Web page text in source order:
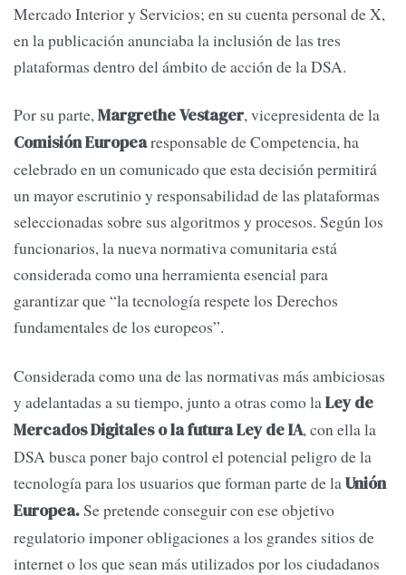
Mercado Interior y Servicios; en su cuenta personal de X,
en la publicación anunciaba la inclusión de las tres
plataformas dentro del ámbito de acción de la DSA.
Por su parte,Margrethe Vestager, vicepresidenta de la
Comisión Europearesponsable de Competencia, ha
celebrado en un comunicado que esta decisión permitirá
un mayor escrutinio y responsabilidad de las plataformas
seleccionadas sobre sus algoritmos y procesos. Según los
funcionarios, la nueva normativa comunitaria está
considerada como una herramienta esencial para
garantizar que “la tecnología respete los Derechos
fundamentales de los europeos”.
Considerada como una de las normativas más ambiciosas
y adelantadas a su tiempo, junto a otras como laLey de
Mercados Digitales o la futura Ley de IA, con ella la
DSA busca poner bajo control el potencial peligro de la
tecnología para los usuarios que forman parte de laUnión
Europea.Se pretende conseguir con ese objetivo
regulatorio imponer obligaciones a los grandes sitios de
internet o los que sean más utilizados por los ciudadanos